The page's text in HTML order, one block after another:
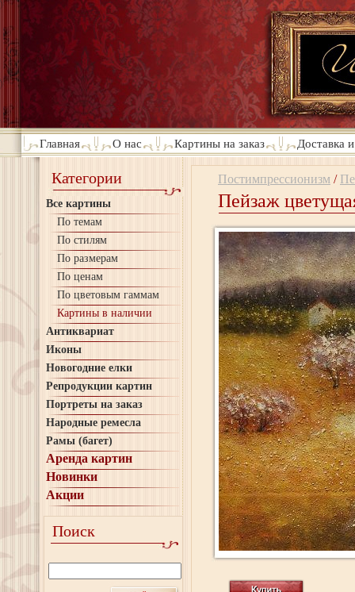
Главная О нас Картины на заказ Доставка
Категории
Все картины
По темам
По стилям
По размерам
По ценам
По цветовым гаммам
Картины в наличии
Антиквариат
Иконы
Новогодние елки
Репродукции картин
Портреты на заказ
Народные ремесла
Рамы (багет)
Аренда картин
Новинки
Акции
Поиск
Постимпрессионизм /
Пейзаж